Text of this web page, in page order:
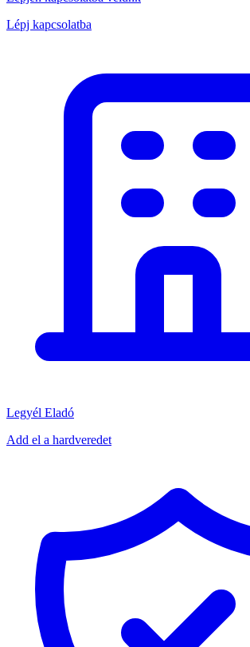
Lépj kapcsolatba
Legyél Eladó
Add el a hardveredet